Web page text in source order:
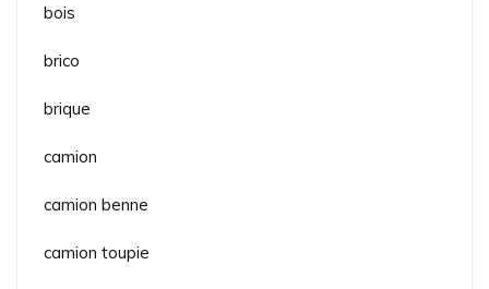
bois
brico
brique
camion
camion benne
camion toupie